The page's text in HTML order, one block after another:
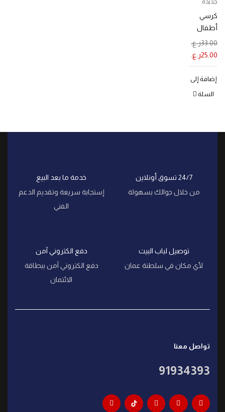
كرسي
أطفال
هزاز 3
في 1
33.00ر.ع.
25.00ر.ع.
إضافة إلى
السلة
24/7 تسوق أونلاين
من خلال جوالك بسهولة
خدمة ما بعد البيع
إستجابة سريعة وتقديم الدعم
الفني
توصيل لباب البيت
لأي مكان في سلطنة عمان
دفع الكتروني آمن
دفع الكتروني آمن ببطاقة
الائتمان
تواصل معنا
91934393